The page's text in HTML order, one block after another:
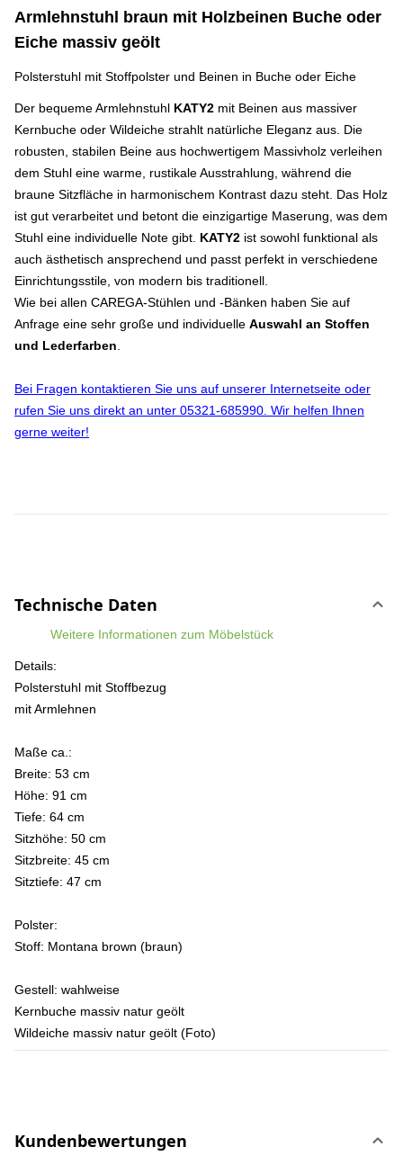
Armlehnstuhl braun mit Holzbeinen Buche oder
Eiche massiv geölt
Polsterstuhl mit Stoffpolster und Beinen in Buche oder Eiche
Der bequeme Armlehnstuhl KATY2 mit Beinen aus massiver
Kernbuche oder Wildeiche strahlt natürliche Eleganz aus. Die
robusten, stabilen Beine aus hochwertigem Massivholz verleihen
dem Stuhl eine warme, rustikale Ausstrahlung, während die
braune Sitzfläche in harmonischem Kontrast dazu steht. Das Holz
ist gut verarbeitet und betont die einzigartige Maserung, was dem
Stuhl eine individuelle Note gibt. KATY2 ist sowohl funktional als
auch ästhetisch ansprechend und passt perfekt in verschiedene
Einrichtungsstile, von modern bis traditionell.
Wie bei allen CAREGA-Stühlen und -Bänken haben Sie auf
Anfrage eine sehr große und individuelle Auswahl an Stoffen
und Lederfarben
Bei Fragen kontaktieren Sie uns auf unserer Internetseite oder
rufen Sie uns direkt an unter 05321-685990. Wir helfen Ihnen
gerne weiter!
Technische Daten
Weitere Informationen zum Möbelstück
Details:
Polsterstuhl mit Stoffbezug
mit Armlehnen
Maße ca.:
Breite: 53 cm
Höhe: 91 cm
Tiefe: 64 cm
Sitzhöhe: 50 cm
Sitzbreite: 45 cm
Sitztiefe: 47 cm
Polster:
Stoff: Montana brown (braun)
Gestell: wahlweise
Kernbuche massiv natur geölt
Wildeiche massiv natur geölt (Foto)
Kundenbewertungen